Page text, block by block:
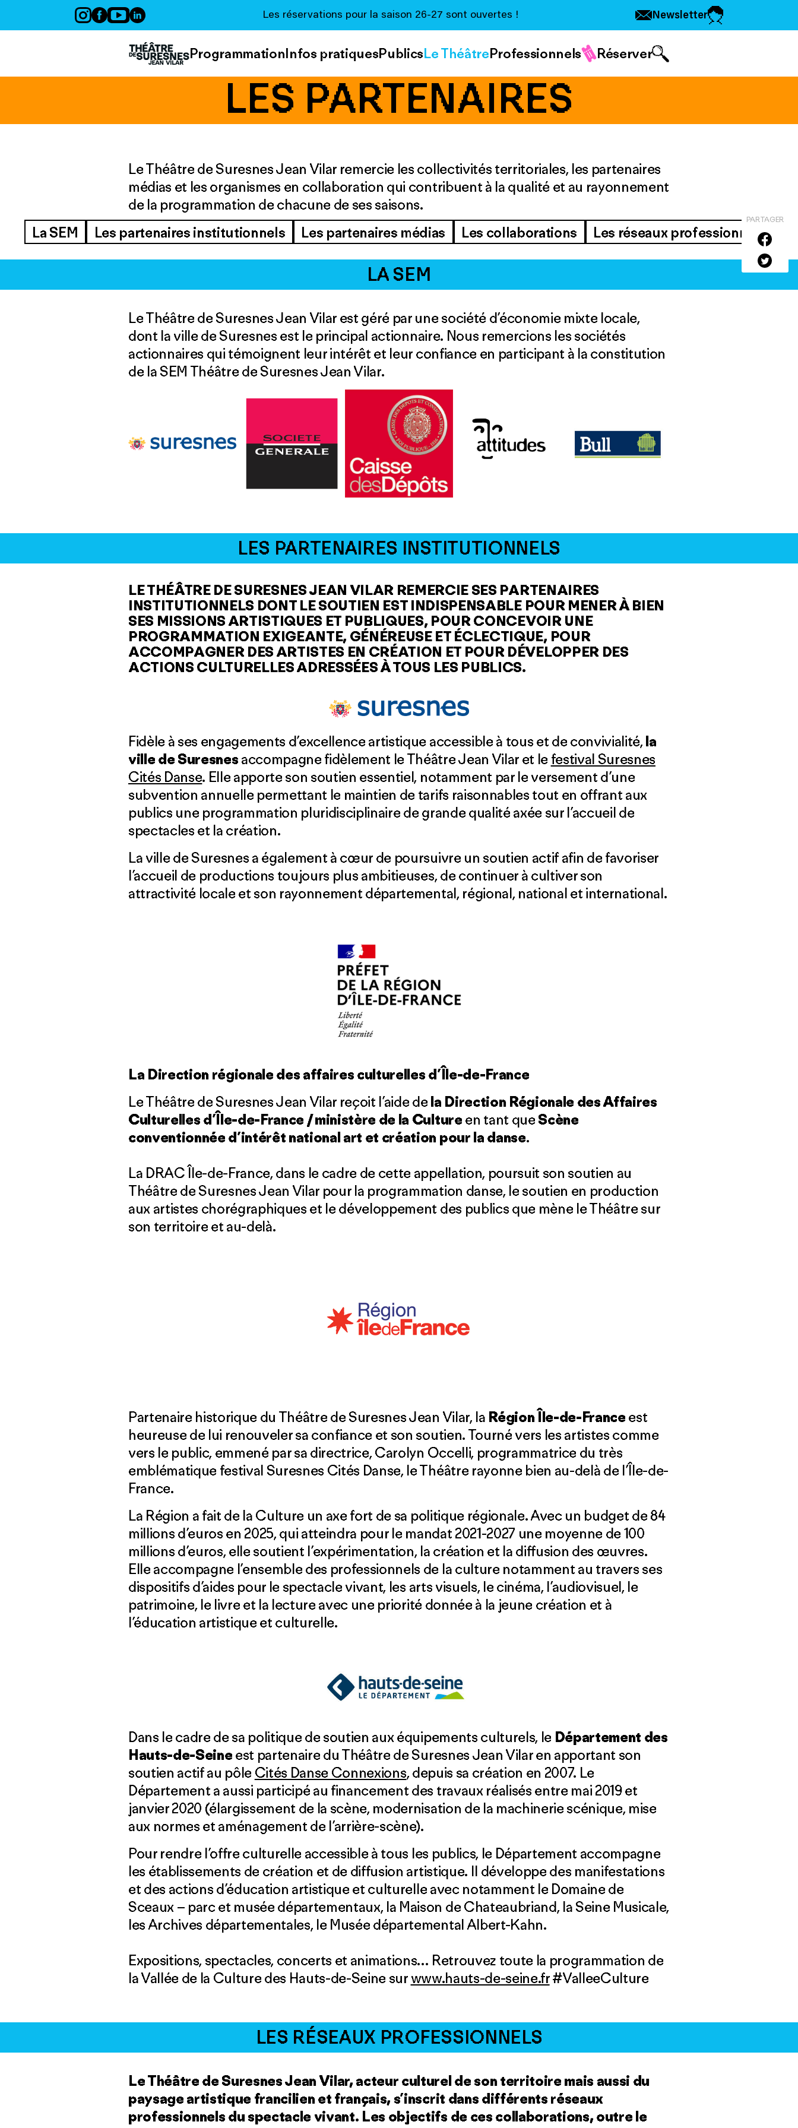
Les réservations pour la saison 26-27 sont ouvertes ! Newsletter
ProgrammationInfos pratiquesPublicsLe ThéâtreProfessionnels Réserver
LES PARTENAIRES
PARTAGER
Le Théâtre de Suresnes Jean Vilar remercie les collectivités territoriales, les partenaires
médias et les organismes en collaboration qui contribuent à la qualité et au rayonnement
de la programmation de chacune de ses saisons.
La SEM
Les partenaires institutionnels Les partenaires médias Les collaborations Les réseaux professionnels
LA SEM
Le Théâtre de Suresnes Jean Vilar est géré par une société d’économie mixte locale,
dont la ville de Suresnes est le principal actionnaire. Nous remercions les sociétés
actionnaires qui témoignent leur intérêt et leur confiance en participant à la constitution
de la SEM Théâtre de Suresnes Jean Vilar.
LES PARTENAIRES INSTITUTIONNELS
LE THÉÂTRE DE SURESNES JEAN VILAR REMERCIE SES PARTENAIRES
INSTITUTIONNELS DONT LE SOUTIEN EST INDISPENSABLE POUR MENER À BIEN
SES MISSIONS ARTISTIQUES ET PUBLIQUES, POUR CONCEVOIR UNE
PROGRAMMATION EXIGEANTE, GÉNÉREUSE ET ÉCLECTIQUE, POUR
ACCOMPAGNER DES ARTISTES EN CRÉATION ET POUR DÉVELOPPER DES
ACTIONS CULTURELLES ADRESSÉES À TOUS LES PUBLICS.
Fidèle à ses engagements d’excellence artistique accessible à tous et de convivialité, la
ville de Suresnes accompagne fidèlement le Théâtre Jean Vilar et le festival Suresnes
Cités Danse. Elle apporte son soutien essentiel, notamment par le versement d’une
subvention annuelle permettant le maintien de tarifs raisonnables tout en offrant aux
publics une programmation pluridisciplinaire de grande qualité axée sur l’accueil de
spectacles et la création.
La ville de Suresnes a également à cœur de poursuivre un soutien actif afin de favoriser
l’accueil de productions toujours plus ambitieuses, de continuer à cultiver son
attractivité locale et son rayonnement départemental, régional, national et international.
La Direction régionale des affaires culturelles d’Île-de-France
Le Théâtre de Suresnes Jean Vilar reçoit l’aide de la Direction Régionale des Affaires
Culturelles d’Île-de-France / ministère de la Culture en tant que Scène
conventionnée d’intérêt national art et création pour la danse.
La DRAC Île-de-France, dans le cadre de cette appellation, poursuit son soutien au
Théâtre de Suresnes Jean Vilar pour la programmation danse, le soutien en production
aux artistes chorégraphiques et le développement des publics que mène le Théâtre sur
son territoire et au-delà.
Partenaire historique du Théâtre de Suresnes Jean Vilar, la Région Île-de-France est
heureuse de lui renouveler sa confiance et son soutien. Tourné vers les artistes comme
vers le public, emmené par sa directrice, Carolyn Occelli, programmatrice du très
emblématique festival Suresnes Cités Danse, le Théâtre rayonne bien au-delà de l’Île-de-
France.
La Région a fait de la Culture un axe fort de sa politique régionale. Avec un budget de 84
millions d’euros en 2025, qui atteindra pour le mandat 2021-2027 une moyenne de 100
millions d’euros, elle soutient l’expérimentation, la création et la diffusion des œuvres.
Elle accompagne l’ensemble des professionnels de la culture notamment au travers ses
dispositifs d’aides pour le spectacle vivant, les arts visuels, le cinéma, l’audiovisuel, le
patrimoine, le livre et la lecture avec une priorité donnée à la jeune création et à
l’éducation artistique et culturelle.
Dans le cadre de sa politique de soutien aux équipements culturels, le Département des
Hauts-de-Seine est partenaire du Théâtre de Suresnes Jean Vilar en apportant son
soutien actif au pôle Cités Danse Connexions, depuis sa création en 2007. Le
Département a aussi participé au financement des travaux réalisés entre mai 2019 et
janvier 2020 (élargissement de la scène, modernisation de la machinerie scénique, mise
aux normes et aménagement de l’arrière-scène).
Pour rendre l’offre culturelle accessible à tous les publics, le Département accompagne
les établissements de création et de diffusion artistique. Il développe des manifestations
et des actions d’éducation artistique et culturelle avec notamment le Domaine de
Sceaux – parc et musée départementaux, la Maison de Chateaubriand, la Seine Musicale,
les Archives départementales, le Musée départemental Albert-Kahn.
Expositions, spectacles, concerts et animations… Retrouvez toute la programmation de
la Vallée de la Culture des Hauts-de-Seine sur www.hauts-de-seine.fr#ValleeCulture
LES RÉSEAUX PROFESSIONNELS
Le Théâtre de Suresnes Jean Vilar, acteur culturel de son territoire mais aussi du
paysage artistique francilien et français, s’inscrit dans différents réseaux
professionnels du spectacle vivant. Les objectifs de ces collaborations, outre le
Panneau de gestion des cookies